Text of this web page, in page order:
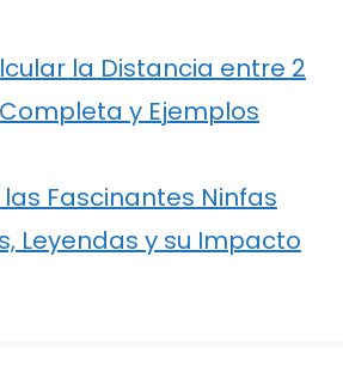
la Distancia entre 2
y Ejemplos
Fascinantes Ninfas
Leyendas y su Impacto